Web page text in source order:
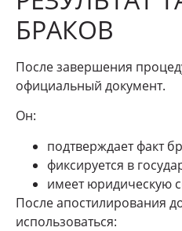
БРАКОВ
После завершения
официальный документ.
Он:
подтверждает факт
фиксируется в
имеет юридическую
После апостилирования
использоваться: